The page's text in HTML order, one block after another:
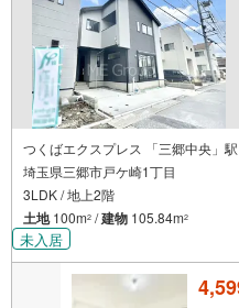
つくばエクスプレス 「三郷中央」
埼玉県三郷市戸ケ崎1丁目
3LDK / 地上2階
土地100m2 /建物 105.84m2
未入居